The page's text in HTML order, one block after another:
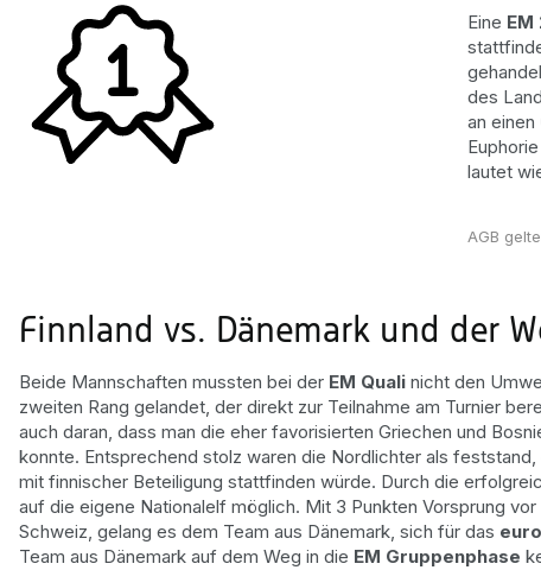
Eine EM
des
an einen
lautet
AGB
Finnland vs. Dänemark und der
Beide Mannschaften mussten bei der EM Quali nicht den
zweiten Rang gelandet, der direkt zur Teilnahme am Turnier
auch daran, dass man die eher favorisierten Griechen und
konnte. Entsprechend stolz waren die Nordlichter als
mit finnischer Beteiligung stattfinden würde. Durch die
auf die eigene Nationalelf möglich. Mit 3 Punkten Vorsprung
Schweiz, gelang es dem Team aus Dänemark, sich für das
Team aus Dänemark auf dem Weg in die EM Gruppenphase